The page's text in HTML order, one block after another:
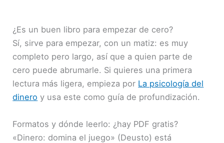
¿Es un buen libro para empezar de cero?
Sí, sirve para empezar, con un matiz: es muy
completo pero largo, así que a quien parte de
cero puede abrumarle. Si quieres una primera
lectura más ligera, empieza por La psicología del
dinero y usa este como guía de profundización.
Formatos y dónde leerlo: ¿hay PDF gratis?
«Dinero: domina el juego» (Deusto) está